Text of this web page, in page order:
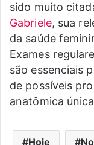
sido muito
Gabriele, sua
da saúde
Exames
são essenciais
de possíveis
anatômica
Hoje